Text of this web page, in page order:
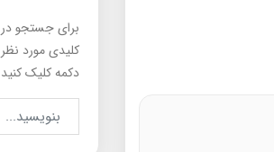
برای جستجو
کلیدی مورد
دکمه کلیک